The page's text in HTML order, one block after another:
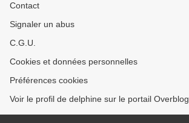
Contact
Signaler un abus
C.G.U.
Cookies et données personnelles
Préférences cookies
Voir le profil de delphine sur le portail Overblog